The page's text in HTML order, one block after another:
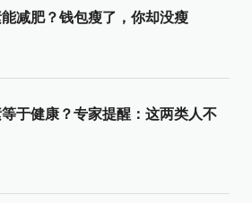
能减肥？钱包瘦了，你却没瘦
等于健康？专家提醒：这两类人不